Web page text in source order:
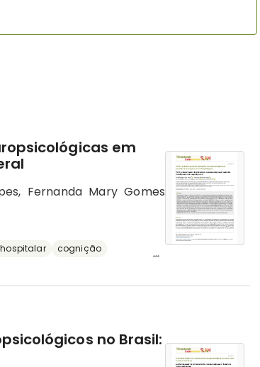
em
Fernanda Mary Gomes
cognição
...
no Brasil: